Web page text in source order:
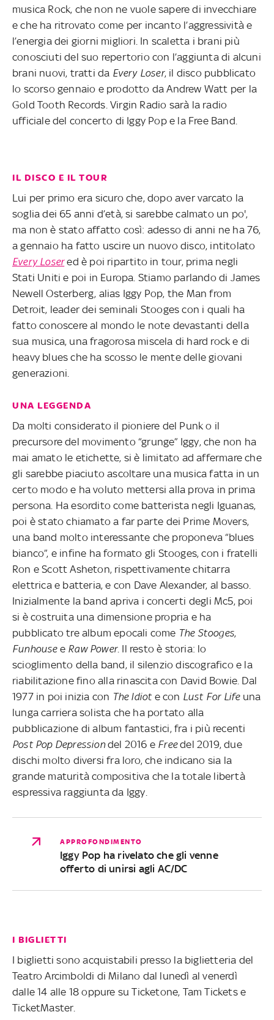
musica Rock, che non ne vuole sapere di invecchiare
e che ha ritrovato come per incanto l’aggressività e
l’energia dei giorni migliori. In scaletta i brani più
conosciuti del suo repertorio con l’aggiunta di alcuni
brani nuovi, tratti da Every Loser, il disco pubblicato
lo scorso gennaio e prodotto da Andrew Watt per la
Gold Tooth Records. Virgin Radio sarà la radio
ufficiale del concerto di Iggy Pop e la Free Band.
IL DISCO E IL TOUR
Lui per primo era sicuro che, dopo aver varcato la
soglia dei 65 anni d’età, si sarebbe calmato un po',
ma non è stato affatto così: adesso di anni ne ha 76,
a gennaio ha fatto uscire un nuovo disco, intitolato
Every Losered è poi ripartito in tour, prima negli
Stati Uniti e poi in Europa. Stiamo parlando di James
Newell Osterberg, alias Iggy Pop, the Man from
Detroit, leader dei seminali Stooges con i quali ha
fatto conoscere al mondo le note devastanti della
sua musica, una fragorosa miscela di hard rock e di
heavy blues che ha scosso le mente delle giovani
generazioni.
UNA LEGGENDA
Da molti considerato il pioniere del Punk o il
precursore del movimento “grunge” Iggy, che non ha
mai amato le etichette, si è limitato ad affermare che
gli sarebbe piaciuto ascoltare una musica fatta in un
certo modo e ha voluto mettersi alla prova in prima
persona. Ha esordito come batterista negli Iguanas,
poi è stato chiamato a far parte dei Prime Movers,
una band molto interessante che proponeva “blues
bianco”, e infine ha formato gli Stooges, con i fratelli
Ron e Scott Asheton, rispettivamente chitarra
elettrica e batteria, e con Dave Alexander, al basso.
Inizialmente la band apriva i concerti degli Mc5, poi
si è costruita una dimensione propria e ha
pubblicato tre album epocali come The Stooges,
Funhousee Raw Power. Il resto è storia: lo
scioglimento della band, il silenzio discografico e la
riabilitazione fino alla rinascita con David Bowie. Dal
1977 in poi inizia con The Idiote con Lust For Lifeuna
lunga carriera solista che ha portato alla
pubblicazione di album fantastici, fra i più recenti
Post Pop Depressiondel 2016 e Freedel 2019, due
dischi molto diversi fra loro, che indicano sia la
grande maturità compositiva che la totale libertà
espressiva raggiunta da Iggy.
APPROFONDIMENTO
Iggy Pop ha rivelato che gli venne
offerto di unirsi agli AC/DC
I BIGLIETTI
I biglietti sono acquistabili presso la biglietteria del
Teatro Arcimboldi di Milano dal lunedì al venerdì
dalle 14 alle 18 oppure su Ticketone, Tam Tickets e
TicketMaster.